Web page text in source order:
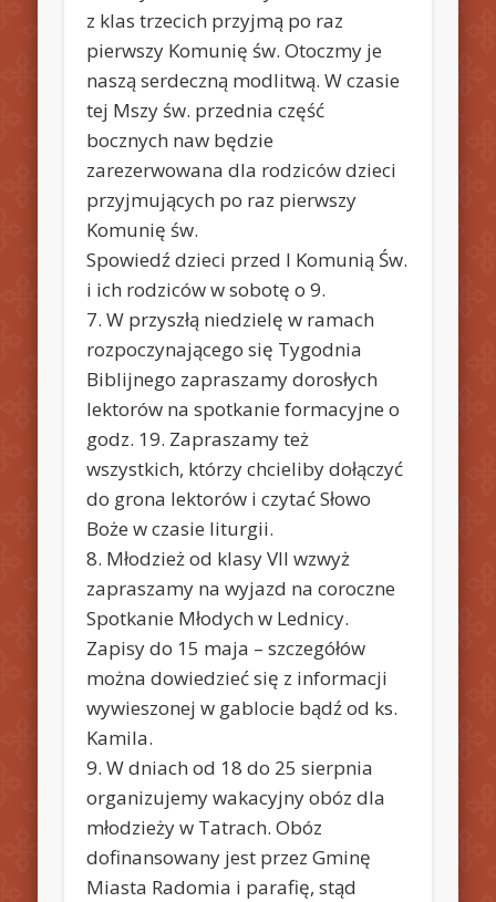
z klas trzecich przyjmą po raz
pierwszy Komunię św. Otoczmy je
naszą serdeczną modlitwą. W czasie
tej Mszy św. przednia część
bocznych naw będzie
zarezerwowana dla rodziców dzieci
przyjmujących po raz pierwszy
Komunię św.
Spowiedź dzieci przed I Komunią Św.
i ich rodziców w sobotę o 9.
7. W przyszłą niedzielę w ramach
rozpoczynającego się Tygodnia
Biblijnego zapraszamy dorosłych
lektorów na spotkanie formacyjne o
godz. 19. Zapraszamy też
wszystkich, którzy chcieliby dołączyć
do grona lektorów i czytać Słowo
Boże w czasie liturgii.
8. Młodzież od klasy VII wzwyż
zapraszamy na wyjazd na coroczne
Spotkanie Młodych w Lednicy.
Zapisy do 15 maja – szczegółów
można dowiedzieć się z informacji
wywieszonej w gablocie bądź od ks.
Kamila.
9. W dniach od 18 do 25 sierpnia
organizujemy wakacyjny obóz dla
młodzieży w Tatrach. Obóz
dofinansowany jest przez Gminę
Miasta Radomia i parafię, stąd